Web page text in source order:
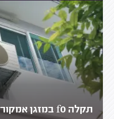
תקלה f0 במזגן אמקור